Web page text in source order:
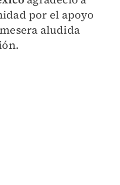
por el apoyo
aludida